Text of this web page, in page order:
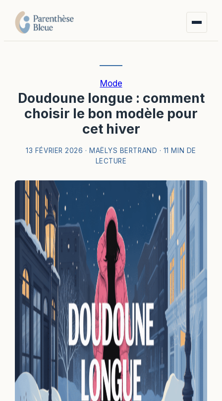
Mode
Doudoune longue : comment
choisir le bon modèle pour
cet hiver
13 FÉVRIER 2026 · MAËLYS BERTRAND · 11 MIN DE
LECTURE